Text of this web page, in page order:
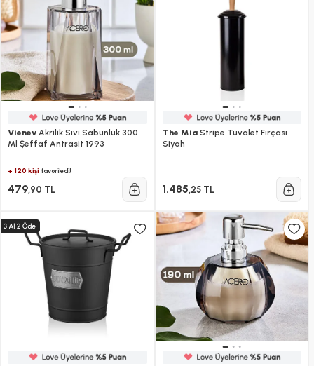
Vienev Akrilik Sıvı Sabunluk 300
Ml Şeffaf Antrasit 1993
+ 120 kişi favoriledi!
479,90 TL
The MiaStripe Tuvalet Fırçası
Siyah
1.485,25 TL